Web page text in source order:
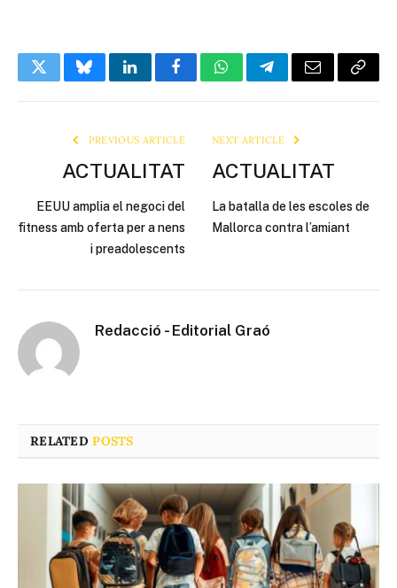
TwitterBlueskyLinkedInFacebookWhatsAppTelegramEmail Copy
PREVIOUS ARTICLE
ACTUALITAT
EEUU amplia el negoci del
fitness amb oferta per a nens
i preadolescents
NEXT ARTICLE
ACTUALITAT
La batalla de les escoles de
Mallorca contra l’amiant
Redacció - Editorial Graó
RELATEDPOSTS